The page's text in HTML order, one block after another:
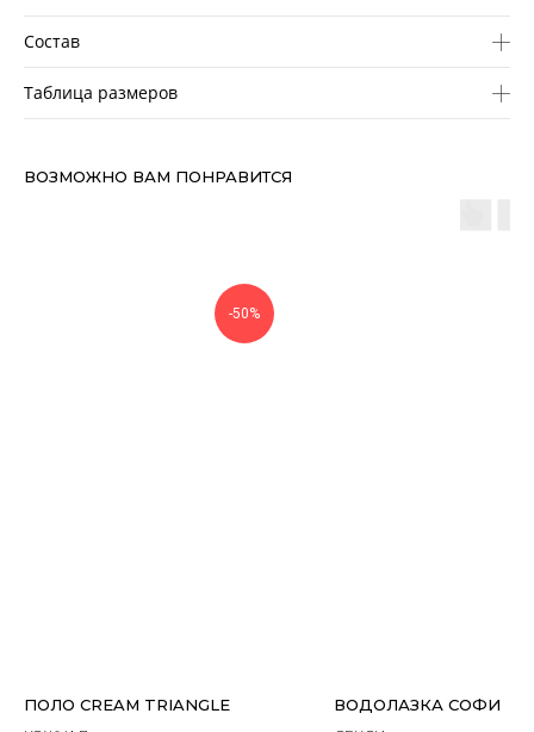
Состав
Таблица размеров
ВОЗМОЖНО ВАМ ПОНРАВИТСЯ
-50%
ПОЛО CREAM TRIANGLE ВОДОЛАЗКА СОФИ